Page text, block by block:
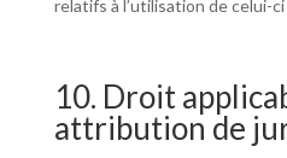
relatifs à l’utilisation de celui-
10. Droit
attribution de